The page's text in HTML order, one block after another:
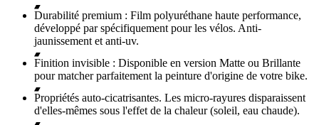
Durabilité premium : Film polyuréthane haute performance,
développé par spécifiquement pour les vélos. Anti-
jaunissement et anti-uv.
Finition invisible : Disponible en version Matte ou Brillante
pour matcher parfaitement la peinture d'origine de votre bike.
Propriétés auto-cicatrisantes. Les micro-rayures disparaissent
d'elles-mêmes sous l'effet de la chaleur (soleil, eau chaude).